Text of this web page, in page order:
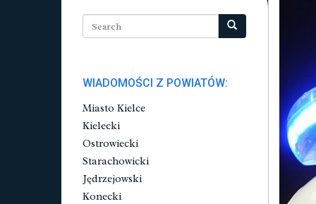
WIADOMOŚCI Z POWIATÓW:
Miasto Kielce
Kielecki
Ostrowiecki
Starachowicki
Jędrzejowski
Konecki